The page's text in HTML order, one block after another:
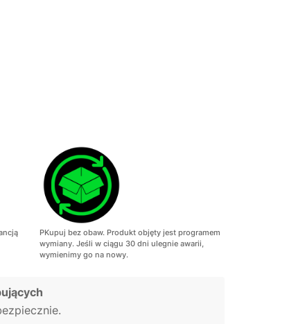
PKupuj bez obaw. Produkt objęty jest programem
wymiany. Jeśli w ciągu 30 dni ulegnie awarii,
wymienimy go na nowy.